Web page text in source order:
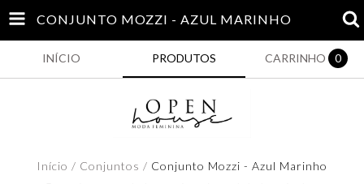
CONJUNTO MOZZI - AZUL MARINHO
INÍCIO PRODUTOS CARRINHO 0
Início / Conjuntos / Conjunto Mozzi - Azul Marinho